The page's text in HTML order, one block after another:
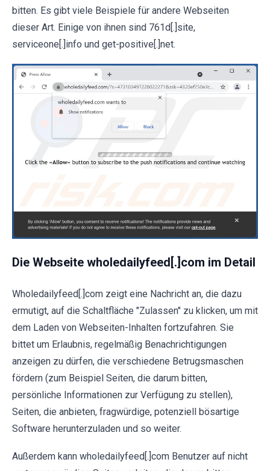
bitten. Es gibt viele Beispiele für andere Webseiten
dieser Art. Einige von ihnen sind 761d[.]site,
serviceone[.]info und get-positive[.]net.
Die Webseite wholedailyfeed[.]com im Detail
Wholedailyfeed[.]com zeigt eine Nachricht an, die dazu
ermutigt, auf die Schaltfläche "Zulassen" zu klicken, um mit
dem Laden von Webseiten-Inhalten fortzufahren. Sie
bittet um Erlaubnis, regelmäßig Benachrichtigungen
anzeigen zu dürfen, die verschiedene Betrugsmaschen
fördern (zum Beispiel Seiten, die darum bitten,
persönliche Informationen zur Verfügung zu stellen),
Seiten, die anbieten, fragwürdige, potenziell bösartige
Software herunterzuladen und so weiter.
Außerdem kann wholedailyfeed[.]com Benutzer auf nicht